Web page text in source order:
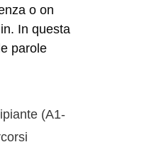
o on
In questa
parole
(A1-